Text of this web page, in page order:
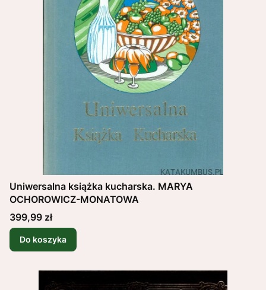
Uniwersalna książka kucharska. MARYA
OCHOROWICZ-MONATOWA
Cena
399,99 zł
Do koszyka